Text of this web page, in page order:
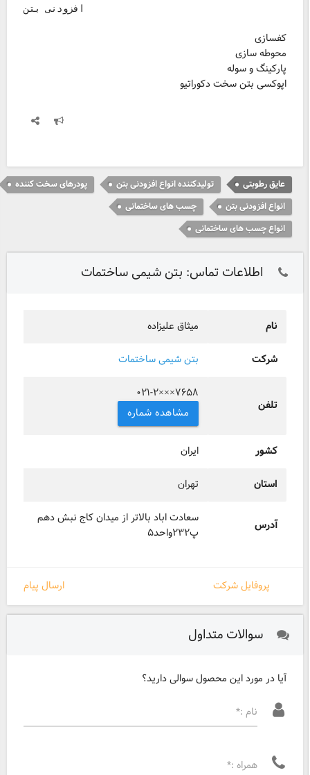
اپوکسی بتن سخت دکوراتیو
عایق رطوبتی تولیدکننده انواع افزودنی بتن
پودرهای سخت کننده
انواع افزودنی بتن
چسب های ساختمانی
انواع چسب های ساختمانی
اطلاعات تماس: بتن شیمی ساختمات
نام میثاق علیزاده
شرکت بتن شیمی ساختمات
تلفن
۰۲۱-۲×××۷۶۵۸
مشاهده شماره
کشور ایران
استان تهران
آدرس
سعادت اباد بالاتر از میدان کاج نبش دهم
پ۲۳۲واحد۵
ارسال پیام پروفایل شرکت
سوالات متداول
آیا در مورد این محصول سوالی دارید؟
نام :*
همراه :*